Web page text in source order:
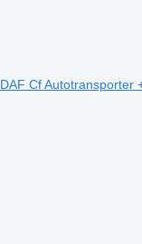
DAF Cf Autotransporter